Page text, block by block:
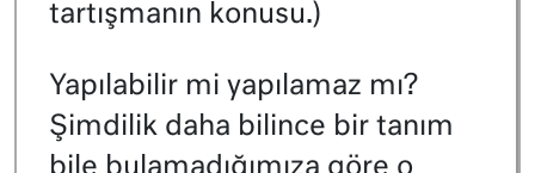
tartışmanın konusu.)
Yapılabilir mi yapılamaz mı?
Şimdilik daha bilince bir tanım